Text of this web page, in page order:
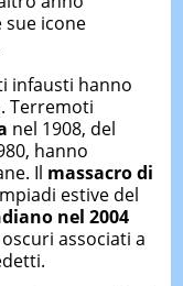
icone
infausti hanno
Terremoti
nel 1908, del
hanno
Il massacro di
estive del
nel 2004
associati a